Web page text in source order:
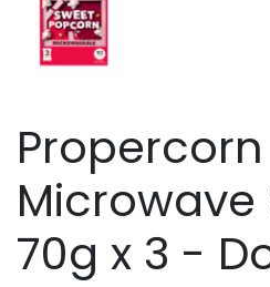
Propercorn
Microwave
70g x 3 -